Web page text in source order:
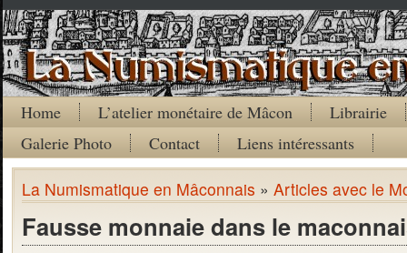
Home L’atelier monétaire de Mâcon
Librairie
Galerie Photo
Contact Liens intéressants
La Numismatique en Mâconnais » Articles avec le
Fausse monnaie dans le